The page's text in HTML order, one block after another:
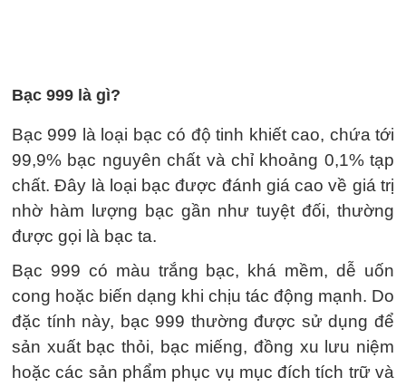
Bạc 999 là gì?
Bạc 999 là loại bạc có độ tinh khiết cao, chứa tới
99,9% bạc nguyên chất và chỉ khoảng 0,1% tạp
chất. Đây là loại bạc được đánh giá cao về giá trị
nhờ hàm lượng bạc gần như tuyệt đối, thường
được gọi là bạc ta.
Bạc 999 có màu trắng bạc, khá mềm, dễ uốn
cong hoặc biến dạng khi chịu tác động mạnh. Do
đặc tính này, bạc 999 thường được sử dụng để
sản xuất bạc thỏi, bạc miếng, đồng xu lưu niệm
hoặc các sản phẩm phục vụ mục đích tích trữ và